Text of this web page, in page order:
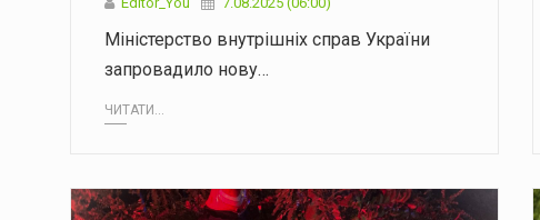
Міністерство внутрішніх справ України
запровадило нову…
ЧИТАТИ...